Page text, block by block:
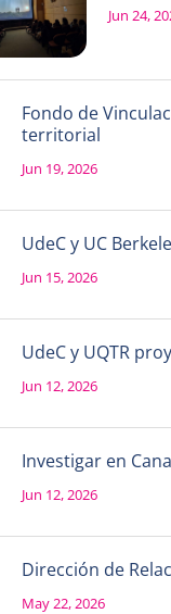
Jun 24,
Fondo de
territorial
Jun 19, 2026
UdeC y UC
Jun 15, 2026
UdeC y UQTR
Jun 12, 2026
Investigar en
Jun 12, 2026
Dirección de
May 22, 2026